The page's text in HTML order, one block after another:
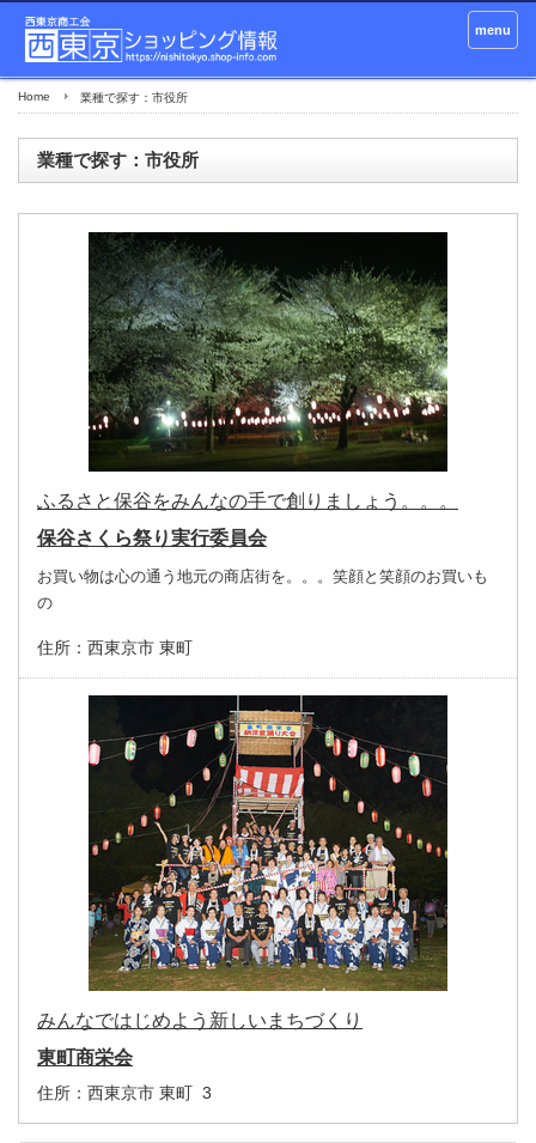
menu
Home 業種で探す：市役所
業種で探す：市役所
ふるさと保谷をみんなの手で創りましょう。。。
保谷さくら祭り実行委員会
お買い物は心の通う地元の商店街を。。。笑顔と笑顔のお買いも
の
住所： 西東京市 東町
みんなではじめよう新しいまちづくり
東町商栄会
住所： 西東京市 東町 3